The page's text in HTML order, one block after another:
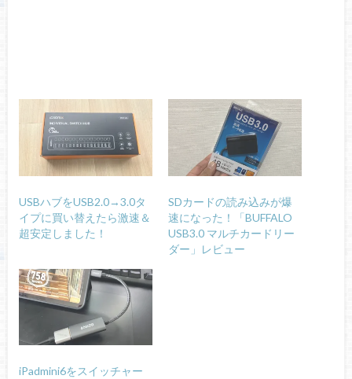
USBハブをUSB2.0→3.0タ
イプに買い替えたら激速＆
超安定しました！
SDカードの読み込みが爆
速になった！「BUFFALO
USB3.0 マルチカードリー
ダー」レビュー
iPadmini6をスイッチャー